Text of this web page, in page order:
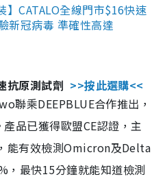
CATALO全線門市$16快速
新冠病毒 準確性高達
抗原測試劑 >>按此選購<<
聯乘DEEPBLUE合作推出，
品已獲得歐盟CE認證，主
能有效檢測Omicron及Delta
，最快15分鐘就能知道檢測